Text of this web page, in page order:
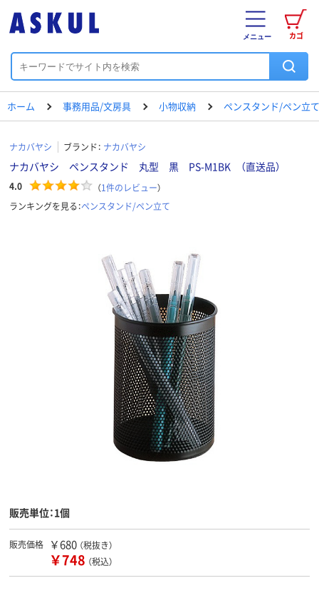
カゴ
メニュー
ホーム 事務用品/文房具 小物収納 ペンスタンド/ペン立て
ナカバヤシ ブランド： ナカバヤシ
ナカバヤシ ペンスタンド 丸型 黒 PS-M1BK （直送品）
4.0 （1件のレビュー）
ランキングを見る：ペンスタンド/ペン立て
販売単位：1個
販売価格 ￥680 （税抜き）
￥748 （税込）